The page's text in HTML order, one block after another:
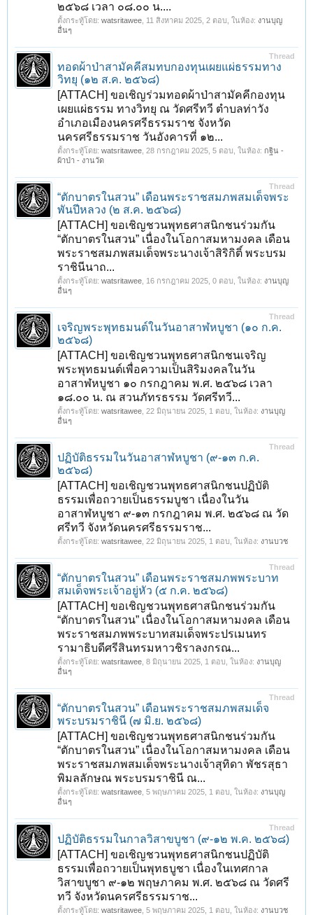
๒๕๖๘ เวลา ๐๘.๐๐ น....
ตั้งกระทู้โดย: watsritawee 11 สิงหาคม 2025 , 2 ตอบ, ในห้อง: งานบุญ
อื่นๆ
Thread
ทอดผ้าป่าสามัคคีสมทบกองทุนเผยแผ่ธรรมทาง
วิทยุ (๑๒ ส.ค. ๒๕๖๘)
[ATTACH] ขอเชิญร่วมทอดผ้าป่าสามัคคีกองทุน
เผยแผ่ธรรม ทางวิทยุ ณ วัดศรีทวี ตำบลท่าวัง
อำเภอเมืองนครศรีธรรมราช จังหวัด
นครศรีธรรมราช วันอังคารที่ ๑๒...
ตั้งกระทู้โดย: watsritawee 28 กรกฎาคม 2025 , 5 ตอบ, ในห้อง: กฐิน -
ผ้าป่า - งานวัด
Thread
“ตักบาตรในสวน” เดือนพระราชสมภพสมเด็จพระ
พันปีหลวง (๒ ส.ค. ๒๕๖๘)
[ATTACH] ขอเชิญชวนพุทธศาสนิกชนร่วมกัน
“ตักบาตรในสวน” เนื่องในโอกาสมหามงคล เดือน
พระราชสมภพสมเด็จพระนางเจ้าสิริกิติ์ พระบรม
ราชินีนาถ...
ตั้งกระทู้โดย: watsritawee 16 กรกฎาคม 2025 , 0 ตอบ, ในห้อง: งานบุญ
อื่นๆ
Thread
เจริญพระพุทธมนต์ในวันอาสาฬหบูชา (๑๐ ก.ค.
๒๕๖๘)
[ATTACH] ขอเชิญชวนพุทธศาสนิกชนเจริญ
พระพุทธมนต์เพื่อความเป็นสิริมงคลในวัน
อาสาฬหบูชา ๑๐ กรกฎาคม พ.ศ. ๒๕๖๘ เวลา
๑๘.๐๐ น. ณ สวนภัทรธรรม วัดศรีทวี...
ตั้งกระทู้โดย: watsritawee 22 มิถุนายน 2025 , 1 ตอบ, ในห้อง: งานบุญ
อื่นๆ
Thread
ปฏิบัติธรรมในวันอาสาฬหบูชา (๙-๑๓ ก.ค.
๒๕๖๘)
[ATTACH] ขอเชิญชวนพุทธศาสนิกชนปฏิบัติ
ธรรมเพื่อถวายเป็นธรรมบูชา เนื่องในวัน
อาสาฬหบูชา ๙-๑๓ กรกฎาคม พ.ศ. ๒๕๖๘ ณ วัด
ศรีทวี จังหวัดนครศรีธรรมราช...
ตั้งกระทู้โดย: watsritawee 22 มิถุนายน 2025 , 1 ตอบ, ในห้อง: งานบวช
Thread
“ตักบาตรในสวน” เดือนพระราชสมภพพระบาท
สมเด็จพระเจ้าอยู่หัว (๕ ก.ค. ๒๕๖๘)
[ATTACH] ขอเชิญชวนพุทธศาสนิกชนร่วมกัน
“ตักบาตรในสวน” เนื่องในโอกาสมหามงคล เดือน
พระราชสมภพพระบาทสมเด็จพระปรเมนทร
รามาธิบดีศรีสินทรมหาวชิราลงกรณ...
ตั้งกระทู้โดย: watsritawee 8 มิถุนายน 2025 , 1 ตอบ, ในห้อง: งานบุญ
อื่นๆ
Thread
“ตักบาตรในสวน” เดือนพระราชสมภพสมเด็จ
พระบรมราชินี (๗ มิ.ย. ๒๕๖๘)
[ATTACH] ขอเชิญชวนพุทธศาสนิกชนร่วมกัน
“ตักบาตรในสวน” เนื่องในโอกาสมหามงคล เดือน
พระราชสมภพสมเด็จพระนางเจ้าสุทิดา พัชรสุธา
พิมลลักษณ พระบรมราชินี ณ...
ตั้งกระทู้โดย: watsritawee 5 พฤษภาคม 2025 , 1 ตอบ, ในห้อง: งานบุญ
อื่นๆ
Thread
ปฏิบัติธรรมในกาลวิสาขบูชา (๙-๑๒ พ.ค. ๒๕๖๘)
[ATTACH] ขอเชิญชวนพุทธศาสนิกชนปฏิบัติ
ธรรมเพื่อถวายเป็นพุทธบูชา เนื่องในเทศกาล
วิสาขบูชา ๙-๑๒ พฤษภาคม พ.ศ. ๒๕๖๘ ณ วัดศรี
ทวี จังหวัดนครศรีธรรมราช...
ตั้งกระทู้โดย: watsritawee 5 พฤษภาคม 2025 , 1 ตอบ, ในห้อง: งานบวช
4 5 6 7 ถัดไป >